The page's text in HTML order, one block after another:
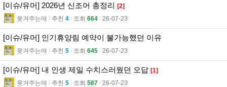
[이슈/유머] 2026년 신조어 총정리 [2]
웃겨주는매 l 추천 4 l 조회 664 l 26-07-23
[이슈/유머] 인기휴양림 예약이 불가능했던 이유
웃겨주는매 l 추천 5 l 조회 645 l 26-07-23
[이슈/유머] 내 인생 제일 수치스러웠던 오답 [1]
웃겨주는매 l 추천 5 l 조회 587 l 26-07-23